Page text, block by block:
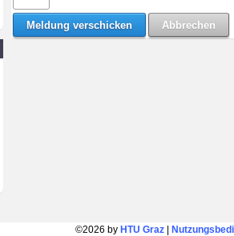
©2026 by HTU Graz|